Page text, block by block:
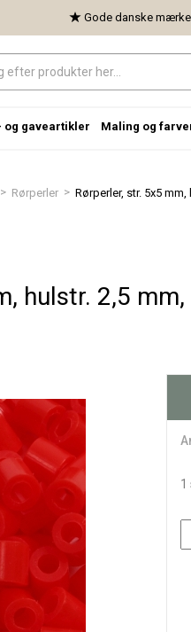
> Rørperler > Rørperler, str. 5x5
hulstr. 2,5
1
Gode danske
og gaveartikler Maling og